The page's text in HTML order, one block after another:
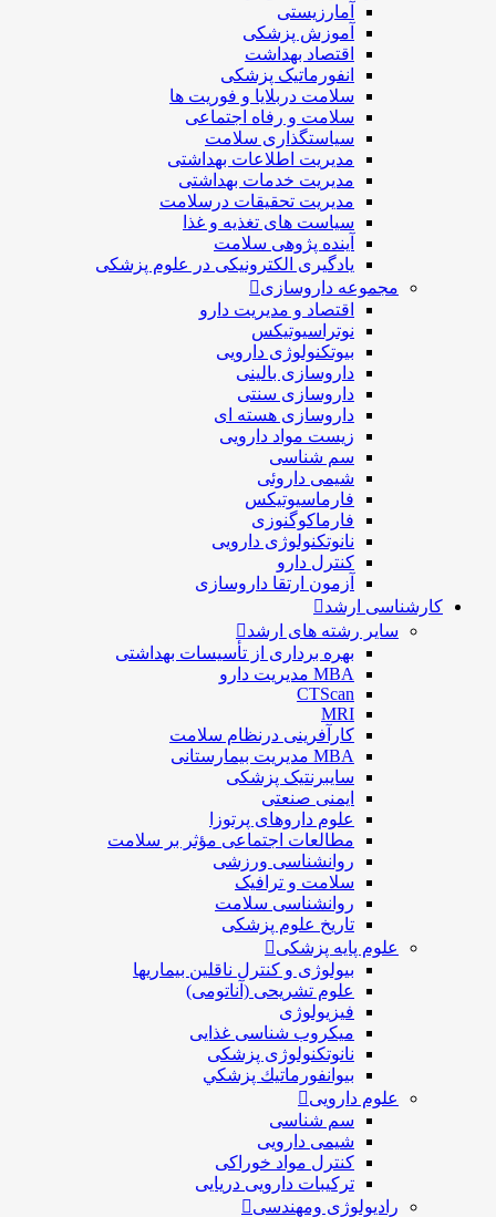
آمارزیستی
آموزش پزشکی
اقتصاد بهداشت
انفورماتیک پزشکی
سلامت دربلايا و فوريت ها
سلامت و رفاه اجتماعی
سیاستگذاری سلامت
مدیریت اطلاعات بهداشتی
مدیریت خدمات بهداشتی
مدیریت تحقیقات درسلامت
سیاست های تغذیه و غذا
آینده پژوهی سلامت
یادگیری الکترونیکی در علوم پزشکی
مجموعه داروسازی
اقتصاد و مديريت دارو
نوتراسیوتیکس
بيوتكنولوژی دارویی
داروسازی بالينی
داروسازی سنتی
داروسازی هسته ای
زیست مواد دارویی
سم شناسی
شيمی داروئی
فارماسيوتيكس
فارماكوگنوزی
نانوتکنولوژی دارویی
كنترل دارو
آزمون ارتقا داروسازی
کارشناسی ارشد
سایر رشته های ارشد
بهره برداری از تأسیسات بهداشتی
MBA مدیریت دارو
CTScan
MRI
کارآفرینی درنظام سلامت
MBA مدیریت بیمارستانی
سایبرنتیک پزشکی
ایمنی صنعتی
علوم داروهای پرتوزا
مطالعات اجتماعی مؤثر بر سلامت
روانشناسی ورزشی
سلامت و ترافیک
روانشناسی سلامت
تاریخ علوم پزشکی
علوم پایه پزشکی
بیولوژی و کنترل ناقلین بیماریها
علوم تشریحی (آناتومی)
فیزیولوژی
ميكروب شناسی غذایی
نانوتکنولوژی پزشکی
بيوانفورماتيك پزشكي
علوم دارویی
سم شناسی
شیمی دارویی
کنترل مواد خوراکی
ترکیبات دارویی دریایی
رادیولوژی ومهندسی